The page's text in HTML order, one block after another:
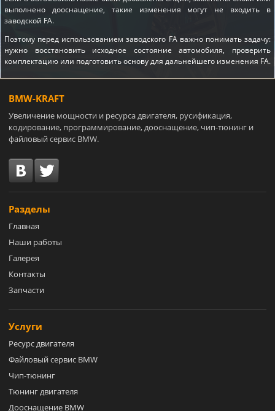
выполнено дооснащение, такие изменения могут не входить в
заводской FA.
Поэтому перед использованием заводского FA важно понимать задачу:
нужно восстановить исходное состояние автомобиля, проверить
комплектацию или подготовить основу для дальнейшего изменения FA.
BMW-KRAFT
Увеличение мощности и ресурса двигателя, русификация,
кодирование, программирование, дооснащение, чип-тюнинг и
файловый сервис BMW.
Разделы
Главная
Наши работы
Галерея
Контакты
Запчасти
Услуги
Ресурс двигателя
Файловый сервис BMW
Чип-тюнинг
Тюнинг двигателя
Дооснащение BMW